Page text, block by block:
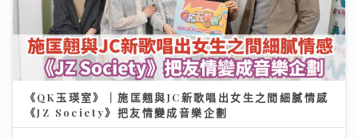
《QK玉瑛室》｜施匡翹與JC新歌唱出女生之間細膩情感
《JZ Society》把友情變成音樂企劃